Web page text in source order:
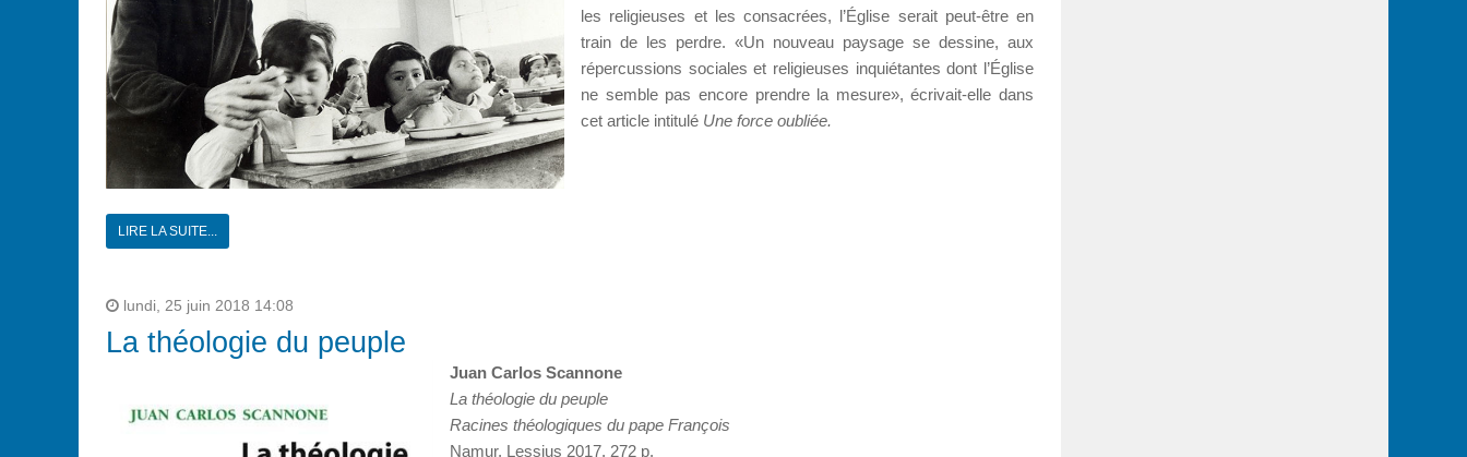
les religieuses et les consacrées, l’Église serait peut-être en
train de les perdre. «Un nouveau paysage se dessine, aux
répercussions sociales et religieuses inquiétantes dont l’Église
ne semble pas encore prendre la mesure», écrivait-elle dans
cet article intitulé Une force oubliée.
LIRE LA SUITE...
lundi, 25 juin 2018 14:08
La théologie du peuple
Juan Carlos Scannone
La théologie du peuple
Racines théologiques du pape François
Namur, Lessius 2017, 272 p.